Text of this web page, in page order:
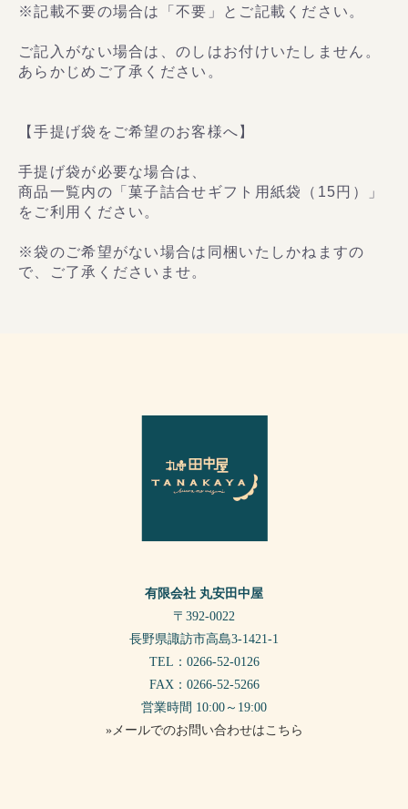
※記載不要の場合は「不要」とご記載ください。
ご記入がない場合は、のしはお付けいたしません。
あらかじめご了承ください。
【手提げ袋をご希望のお客様へ】
手提げ袋が必要な場合は、
商品一覧内の「菓子詰合せギフト用紙袋（15円）」
をご利用ください。
※袋のご希望がない場合は同梱いたしかねますの
で、ご了承くださいませ。
有限会社 丸安田中屋
〒392-0022
長野県諏訪市高島3-1421-1
TEL：0266-52-0126
FAX：0266-52-5266
営業時間 10:00～19:00
»メールでのお問い合わせはこちら